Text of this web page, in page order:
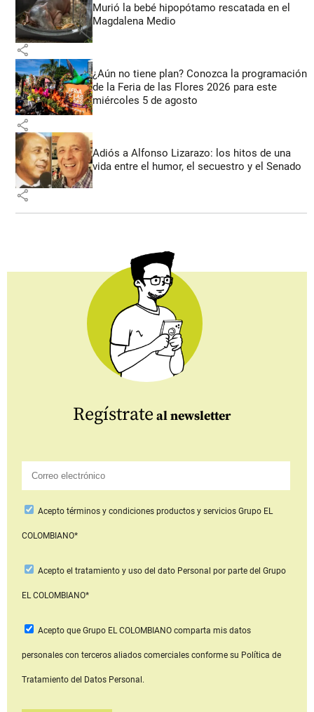
Murió la bebé hipopótamo rescatada en el
Magdalena Medio
share
¿Aún no tiene plan? Conozca la programación
de la Feria de las Flores 2026 para este
miércoles 5 de agosto
share
Adiós a Alfonso Lizarazo: los hitos de una
vida entre el humor, el secuestro y el Senado
share
Regístrate al newsletter
Aceptotérminos y condiciones productos y serviciosGrupo EL
COLOMBIANO*
Acepto el tratamiento y uso del dato Personal por parte del Grupo
EL COLOMBIANO*
Acepto que Grupo EL COLOMBIANOcomparta mis datos
personales con terceros aliados comerciales conforme su Política de
Tratamiento del Datos Personal.